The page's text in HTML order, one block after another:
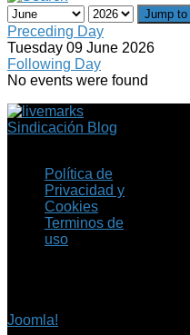
Jump to
Preceding Day
Tuesday 09 June 2026
Following Day
No events were found
Sindicación Blog
Política de
Privacidad y
Cookies
Terminos de
uso
Joomla!